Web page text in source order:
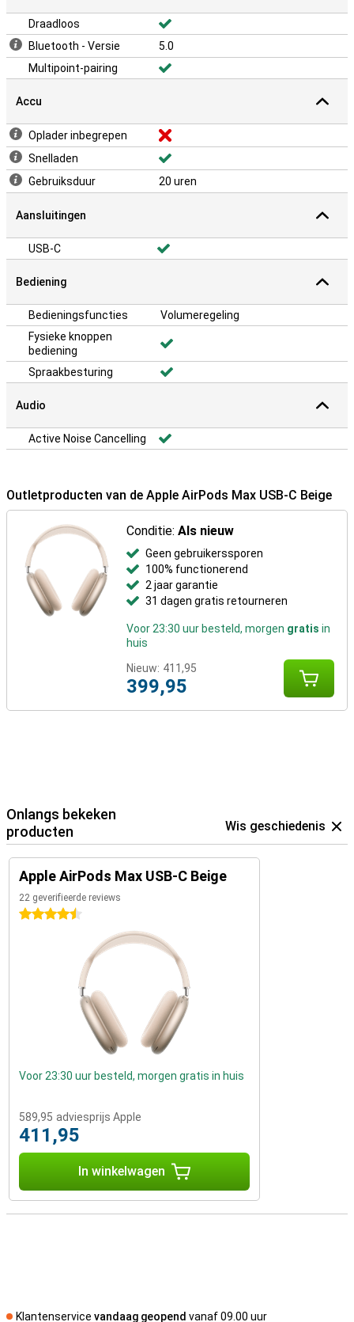
Draadloos
Bluetooth - Versie
5.0
Multipoint-pairing
Accu
Oplader inbegrepen
Snelladen
Gebruiksduur
20 uren
Aansluitingen
USB-C
Bediening
Bedieningsfuncties
Volumeregeling
Fysieke knoppen
bediening
Spraakbesturing
Audio
Active Noise Cancelling
Outletproducten van de Apple AirPods Max USB-C Beige
Conditie:Als nieuw
Geen gebruikerssporen
100% functionerend
2 jaar garantie
31 dagen gratis retourneren
Voor 23:30 uur besteld, morgen gratis in
huis
Nieuw: 411,95
399,95
Onlangs bekeken
producten
Wis geschiedenis
Apple AirPods Max USB-C Beige
22 geverifieerde reviews
4.5 sterren
Voor 23:30 uur besteld, morgen gratis in huis
589,95 adviesprijs Apple
411,95
In winkelwagen
Klantenservice vandaag geopend vanaf 09.00 uur